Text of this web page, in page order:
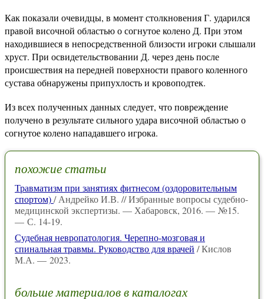
Как показали очевидцы, в момент столкновения Г. ударился
правой височной областью о согнутое колено Д. При этом
находившиеся в непосредственной близости игроки слышали
хруст. При освидетельствовании Д. через день после
происшествия на передней поверхности правого коленного
сустава обнаружены припухлость и кровоподтек.
Из всех полученных данных следует, что повреждение
получено в результате сильного удара височной областью о
согнутое колено нападавшего игрока.
похожие статьи
Травматизм при занятиях фитнесом (оздоровительным
спортом)/ Андрейко И.В. // Избранные вопросы судебно-
медицинской экспертизы. — Хабаровск, 2016. — №15.
— С. 14-19.
Судебная невропатология. Черепно-мозговая и
спинальная травмы. Руководство для врачей / Кислов
М.А. — 2023.
больше материалов в каталогах